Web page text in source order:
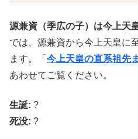
源兼資（季広の子）は今上天
では、源兼資から今上天皇に
ます。「 今上天皇の直系祖先
あわせてご覧ください。
生誕: ?
死没: ?